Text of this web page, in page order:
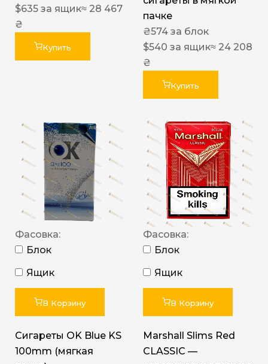
$635 за ящик≈ 28 467
₴
Купить
пачке
₴574 за блок
$540 за ящик≈ 24 208
₴
Купить
Фасовка:
Блок
Ящик
В Корзину
Сигареты OK Blue KS
100mm (мягкая
Фасовка:
Блок
Ящик
В Корзину
Marshall Slims Red
CLASSIC —